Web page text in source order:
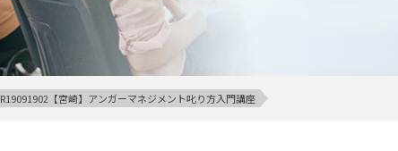
R19091902【宮崎】アンガーマネジメント叱り方入門講座